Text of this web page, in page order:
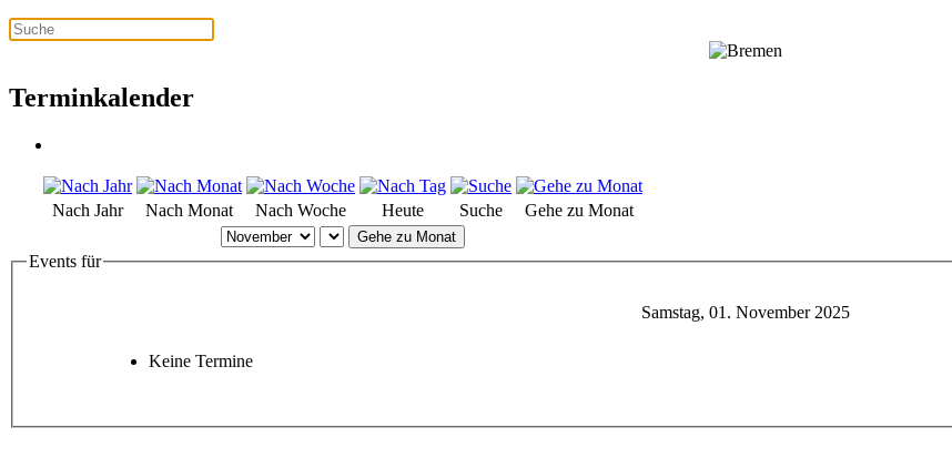
Terminkalender
Nach Jahr Nach Monat Nach Woche Heute Suche Gehe zu Monat
Gehe zu Monat
Events für
Samstag, 01. November 2025
Keine Termine